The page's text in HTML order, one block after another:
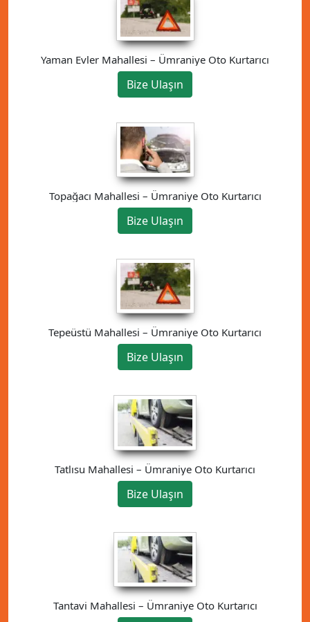
Yaman Evler Mahallesi – Ümraniye Oto Kurtarıcı
Bize Ulaşın
Topağacı Mahallesi – Ümraniye Oto Kurtarıcı
Bize Ulaşın
Tepeüstü Mahallesi – Ümraniye Oto Kurtarıcı
Bize Ulaşın
Tatlısu Mahallesi – Ümraniye Oto Kurtarıcı
Bize Ulaşın
Tantavi Mahallesi – Ümraniye Oto Kurtarıcı